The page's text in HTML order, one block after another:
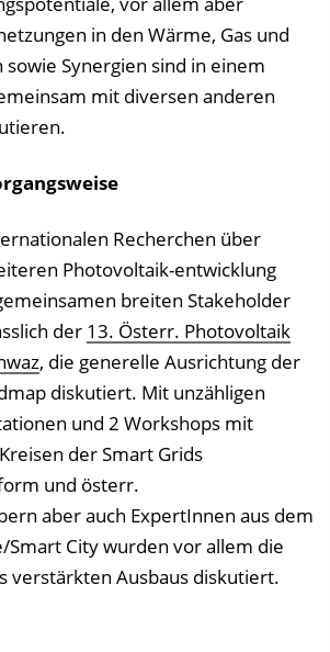
in den Wärme, Gas und
Synergien sind in einem
mit diversen anderen
Recherchen über
Photovoltaik-entwicklung
breiten Stakeholder
der 13. Österr. Photovoltaik
, die generelle Ausrichtung der
diskutiert. Mit unzähligen
und 2 Workshops mit
der Smart Grids
und österr.
aber auch ExpertInnen aus dem
Smart City wurden vor allem die
verstärkten Ausbaus diskutiert.